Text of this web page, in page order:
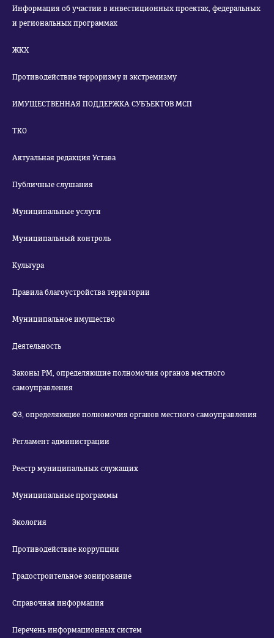
Информация об участии в инвестиционных проектах, федеральных
и региональных программах
ЖКХ
Противодействие терроризму и экстремизму
ИМУЩЕСТВЕННАЯ ПОДДЕРЖКА СУБЪЕКТОВ МСП
ТКО
Актуальная редакция Устава
Публичные слушания
Муниципальные услуги
Муниципальный контроль
Культура
Правила благоустройства территории
Муниципальное имущество
Деятельность
Законы РМ, определяющие полномочия органов местного
самоуправления
ФЗ, определяющие полномочия органов местного самоуправления
Регламент администрации
Реестр муниципальных служащих
Муниципальные программы
Экология
Противодействие коррупции
Градостроительное зонирование
Справочная информация
Перечень информационных систем